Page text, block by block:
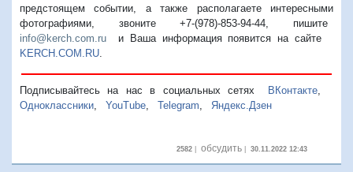
предстоящем событии, а также располагаете интересными
фотографиями, звоните +7-(978)-853-94-44, пишите
info@kerch.com.ru и Ваша информация появится на сайте
KERCH.COM.RU
Подписывайтесь на нас в социальных сетях ВКонтакте,
Одноклассники
YouTube Telegram Яндекс.Дзен
2582| обсудить| 30.11.2022 12:43